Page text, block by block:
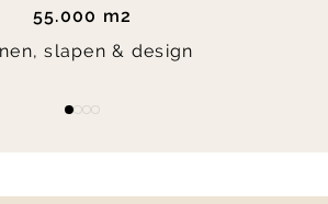
55.000 m2
slapen & design